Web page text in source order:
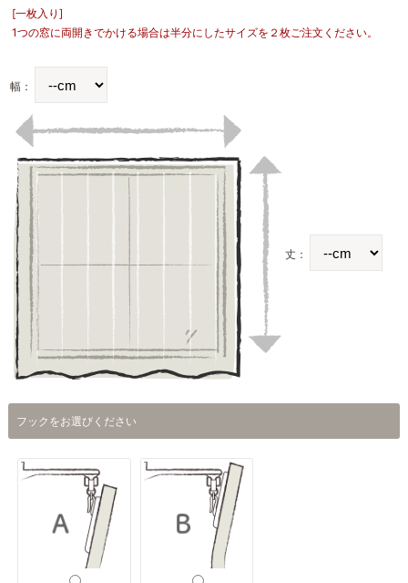
[一枚入り]
1つの窓に両開きでかける場合は半分にしたサイズを２枚ご注文ください。
幅：
丈：
フックをお選びください